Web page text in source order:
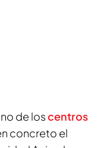
de loscentros
concreto el